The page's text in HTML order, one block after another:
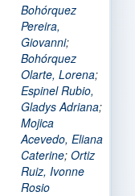
Bohórquez
Pereira,
Giovanni;
Bohórquez
Olarte, Lorena;
Espinel Rubio,
Gladys Adriana;
Mojica
Acevedo, Eliana
Caterine; Ortiz
Ruiz, Ivonne
Rosio